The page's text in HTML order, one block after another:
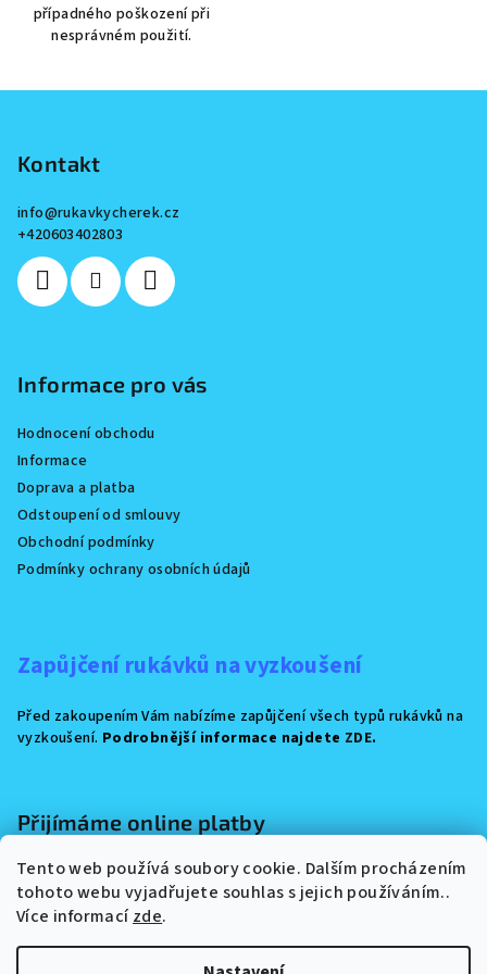
Tento web používá soubory cookie. Dalším procházením
tohoto webu vyjadřujete souhlas s jejich používáním..
Více informacízde.
hvězdiček.
případného poškození při
nesprávném použití.
Kontakt
info@rukavkycherek.cz
+420603402803
Informace pro vás
Hodnocení obchodu
Informace
Doprava a platba
Odstoupení od smlouvy
Obchodní podmínky
Podmínky ochrany osobních údajů
Zapůjčení rukávků na vyzkoušení
Před zakoupením Vám nabízíme zapůjčení všech typů rukávků na
vyzkoušení. Podrobnější informace najdete ZDE.
Přijímáme online platby